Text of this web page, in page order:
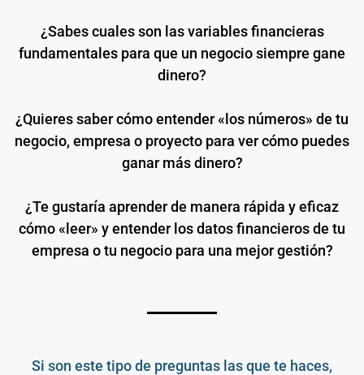
¿Sabes cuales son las variables financieras
fundamentales para que un negocio siempre gane
dinero?
¿Quieres saber cómo entender «los números» de tu
negocio, empresa o proyecto para ver cómo puedes
ganar más dinero?
¿Te gustaría aprender de manera rápida y eficaz
cómo «leer» y entender los datos financieros de tu
empresa o tu negocio para una mejor gestión?
Si son este tipo de preguntas las que te haces,